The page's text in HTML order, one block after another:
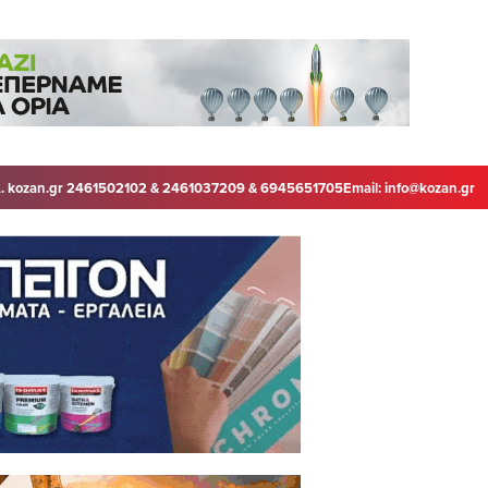
kozan.gr 2461502102 & 2461037209 & 6945651705Email:info@kozan.gr